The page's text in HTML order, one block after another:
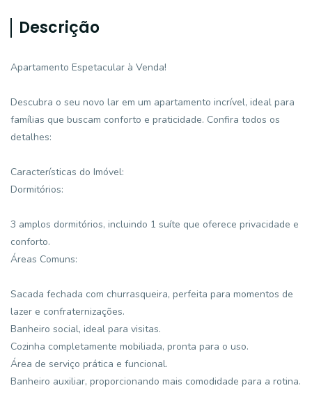
Descrição
Apartamento Espetacular à Venda!
Descubra o seu novo lar em um apartamento incrível, ideal para
famílias que buscam conforto e praticidade. Confira todos os
detalhes:
Características do Imóvel:
Dormitórios:
3 amplos dormitórios, incluindo 1 suíte que oferece privacidade e
conforto.
Áreas Comuns:
Sacada fechada com churrasqueira, perfeita para momentos de
lazer e confraternizações.
Banheiro social, ideal para visitas.
Cozinha completamente mobiliada, pronta para o uso.
Área de serviço prática e funcional.
Banheiro auxiliar, proporcionando mais comodidade para a rotina.